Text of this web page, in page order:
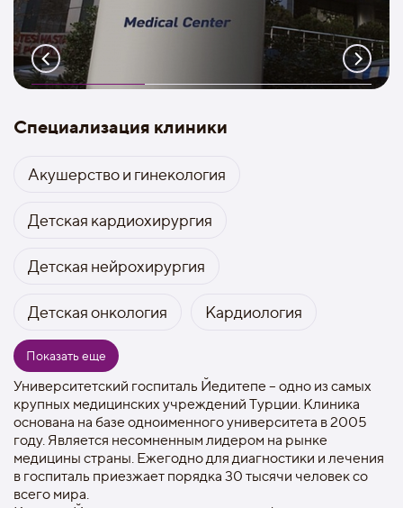
Специализация клиники
Акушерство и гинекология
Детская кардиохирургия
Детская нейрохирургия
Детская онкология Кардиология
Показать еще
Университетский госпиталь Йедитепе – одно из самых
крупных медицинских учреждений Турции. Клиника
основана на базе одноименного университета в 2005
году. Является несомненным лидером на рынке
медицины страны. Ежегодно для диагностики и лечения
в госпиталь приезжает порядка 30 тысячи человек со
всего мира.